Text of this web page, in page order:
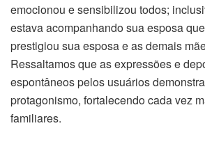
emocionou e sensibilizou todos;
estava acompanhando sua esposa
prestigiou sua esposa e as demais
Ressaltamos que as expressões e
espontâneos pelos usuários
protagonismo, fortalecendo cada vez
familiares.